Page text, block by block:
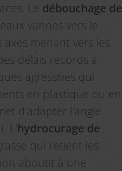
Le débouchage de
vannes vers le
menant vers les
délais records à
agressives qui
en plastique ou en
d'adapter l'angle
L'hydrocurage de
qui retient les
aboutit à une